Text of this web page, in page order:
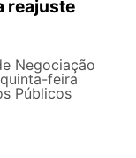
reajuste
Negociação
feira
Públicos